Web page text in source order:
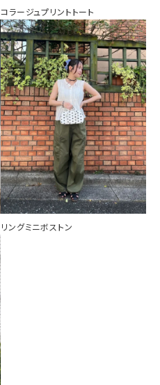
コラージュプリントトート
リングミニボストン